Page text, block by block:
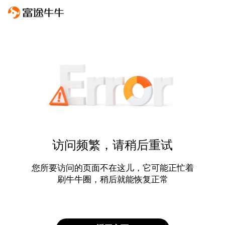
访问频繁，请稍后重试
您所要访问的页面不在这儿，它可能正忙着
刷牛牛圈，稍后就能恢复正常